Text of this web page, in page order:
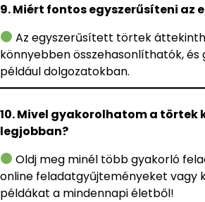
9. Miért fontos egyszerűsíteni az
Az egyszerűsített törtek
könnyebben összehasonlíthatók, és
például dolgozatokban.
10. Mivel gyakorolhatom a törtek
legjobban?
Oldj meg minél több gyakorló
online feladatgyűjteményeket vagy
példákat a mindennapi életből!